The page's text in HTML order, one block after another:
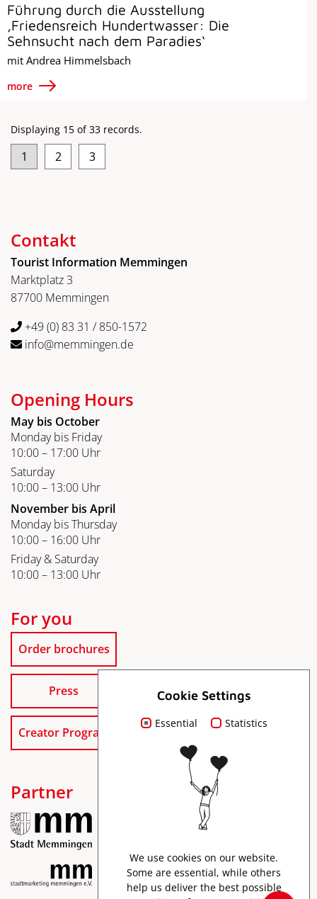
Führung durch die Ausstellung
‚Friedensreich Hundertwasser: Die
Sehnsucht nach dem Paradies‘
mit Andrea Himmelsbach
more
Displaying 15 of 33 records.
1 2 3
Contakt
Tourist Information Memmingen
Marktplatz 3
87700 Memmingen
+49 (0) 83 31 / 850-1572
info@memmingen.de
Opening Hours
May bis October
Monday bis Friday
10:00 – 17:00 Uhr
Saturday
10:00 – 13:00 Uhr
November bis April
Monday bis Thursday
10:00 – 16:00 Uhr
Friday & Saturday
10:00 – 13:00 Uhr
For you
Order brochures
Press
Creator Program
Partner
Cookie Settings
Essential Statistics
We use cookies on our website.
Some are essential, while others
help us deliver the best possible